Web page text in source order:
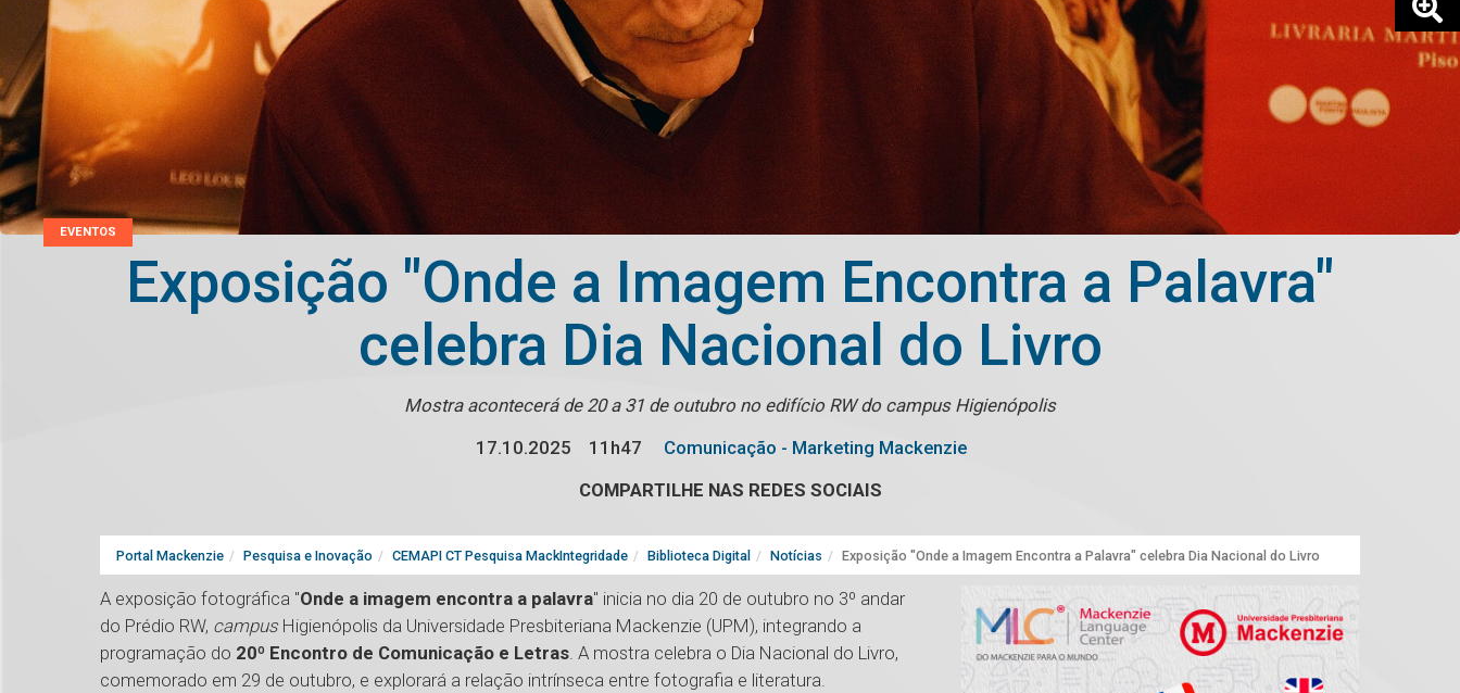
EVENTOS
Exposição "Onde a Imagem Encontra a Palavra"
celebra Dia Nacional do Livro
Mostra acontecerá de 20 a 31 de outubro no edifício RW do campus Higienópolis
17.10.2025
11h47
Comunicação - Marketing Mackenzie
COMPARTILHE NAS REDES SOCIAIS
Portal Mackenzie Pesquisa e Inovação CEMAPI CT Pesquisa MackIntegridade Biblioteca Digital Notícias Exposição "Onde a Imagem Encontra a Palavra" celebra Dia Nacional do Livro
A exposição fotográfica "Onde a imagem encontra a palavra" inicia no dia 20 de outubro no 3º andar
do Prédio RW, campus Higienópolis da Universidade Presbiteriana Mackenzie (UPM), integrando a
programação do 20º Encontro de Comunicação e Letras. A mostra celebra o Dia Nacional do Livro,
comemorado em 29 de outubro, e explorará a relação intrínseca entre fotografia e literatura.